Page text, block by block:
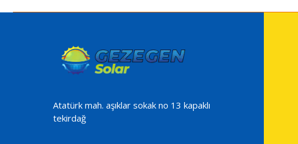
Atatürk mah. aşıklar sokak no 13 kapaklı
tekirdağ